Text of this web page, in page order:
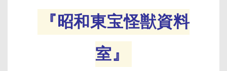
『昭和東宝怪獣資料
室』